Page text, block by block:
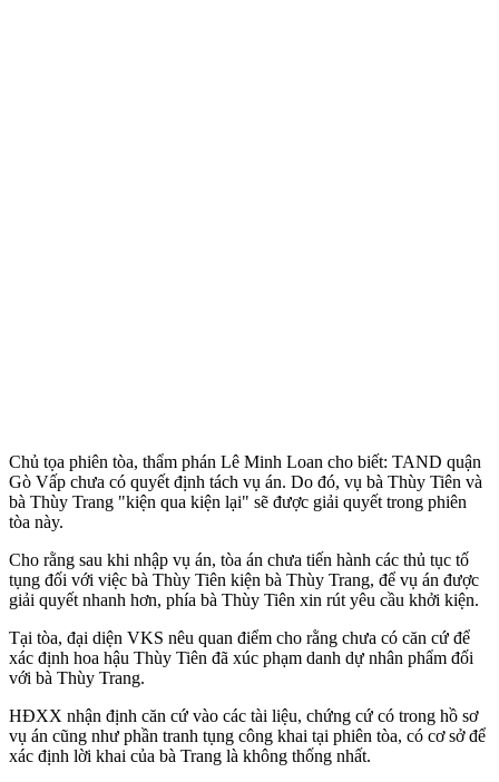
Chủ tọa phiên tòa, thẩm phán Lê Minh Loan cho biết: TAND quận
Gò Vấp chưa có quyết định tách vụ án. Do đó, vụ bà Thùy Tiên và
bà Thùy Trang "kiện qua kiện lại" sẽ được giải quyết trong phiên
tòa này.
Cho rằng sau khi nhập vụ án, tòa án chưa tiến hành các thủ tục tố
tụng đối với việc bà Thùy Tiên kiện bà Thùy Trang, để vụ án được
giải quyết nhanh hơn, phía bà Thùy Tiên xin rút yêu cầu khởi kiện.
Tại tòa, đại diện VKS nêu quan điểm cho rằng chưa có căn cứ để
xác định hoa hậu Thùy Tiên đã xúc phạm danh dự nhân phẩm đối
với bà Thùy Trang.
HĐXX nhận định căn cứ vào các tài liệu, chứng cứ có trong hồ sơ
vụ án cũng như phần tranh tụng công khai tại phiên tòa, có cơ sở để
xác định lời khai của bà Trang là không thống nhất.